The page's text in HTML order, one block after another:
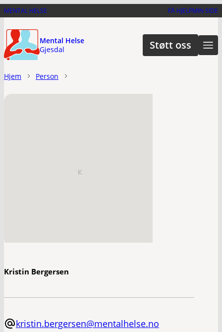
Hopp
hovedinnhold
MENTAL HELSE FÅ HJELPMIN SIDE
Mental Helse
Gjesdal
Støtt oss
Hjem Person
Kristin Bergersen
kristin.bergersen@mentalhelse.no